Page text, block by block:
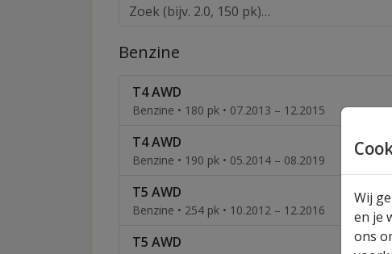
Wij
en je
ons
Benzine
T4 AWD
Benzine • 180 pk • 07.2013 – 12.2015
T4 AWD
Benzine • 190 pk • 05.2014 – 08.2019
T5 AWD
Benzine • 254 pk • 10.2012 – 12.2016
T5 AWD